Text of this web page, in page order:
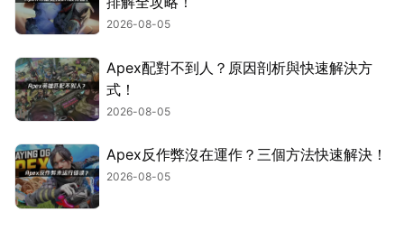
2026-08-05
Apex配對不到人？原因剖析與快速解決方
式！
2026-08-05
Apex反作弊沒在運作？三個方法快速解決！
2026-08-05